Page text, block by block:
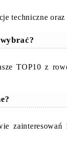
techniczne
TOP10 z